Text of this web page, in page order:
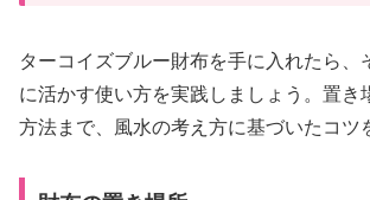
ターコイズブルー財布を手に入れたら、
に活かす使い方を実践しましょう。置き
方法まで、風水の考え方に基づいたコツ